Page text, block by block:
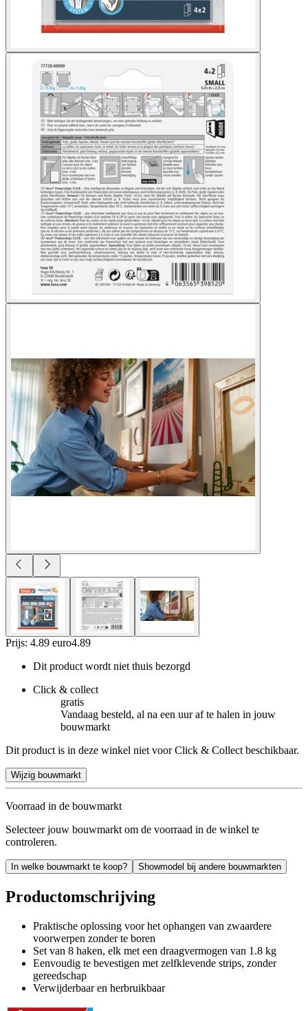
Prijs: 4.89 euro4.89
Dit product wordt niet thuis bezorgd
Click & collect
gratis
Vandaag besteld, al na een uur af te halen in jouw
bouwmarkt
Dit product is in deze winkel niet voor Click & Collect beschikbaar.
Wijzig bouwmarkt
Voorraad in de bouwmarkt
Selecteer jouw bouwmarkt om de voorraad in de winkel te
controleren.
In welke bouwmarkt te koop? Showmodel bij andere bouwmarkten
Productomschrijving
Praktische oplossing voor het ophangen van zwaardere
voorwerpen zonder te boren
Set van 8 haken, elk met een draagvermogen van 1.8 kg
Eenvoudig te bevestigen met zelfklevende strips, zonder
gereedschap
Verwijderbaar en herbruikbaar